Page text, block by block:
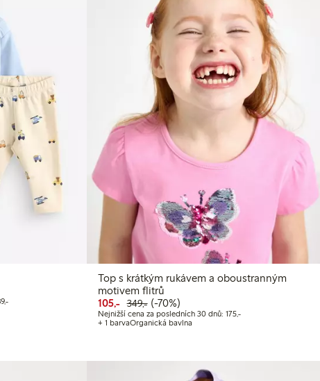
Kč
Nejnižší cena za posledních 30 dnů: 489,00 Kč
Top s krátkým rukávem a oboustranným
motivem flitrů
105,- Snížená cena: 105,00 Kč
349,-Běžná cena: 349,00 Kč
70% sleva
(-70%)
Nejnižší cena za posledních 30 dnů: 175,-Nejnižší cena za
+ 1 barvaOrganická bavlna